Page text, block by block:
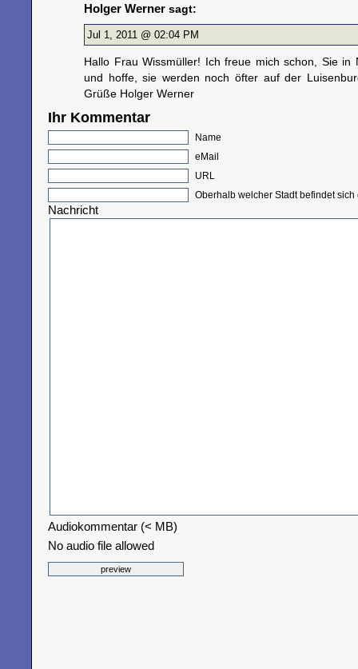
Holger Werner sagt:
Jul 1, 2011 @ 02:04 PM
Hallo Frau Wissmüller! Ich freue mich schon, Sie in
und hoffe, sie werden noch öfter auf der
Grüße Holger Werner
Ihr Kommentar
Name
eMail
URL
Oberhalb welcher Stadt befindet
Nachricht
Audiokommentar (< MB)
No audio file allowed